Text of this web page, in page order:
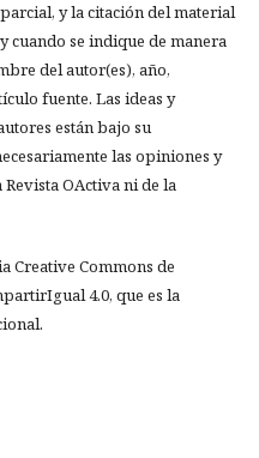
y la citación del material
cuando se indique de manera
del autor(es), año,
fuente. Las ideas y
están bajo su
las opiniones y
OActiva ni de la
Creative Commons de
4.0, que es la